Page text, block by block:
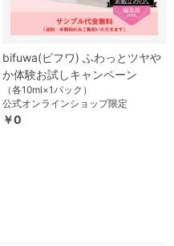
bifuwa(ビフワ) ふわっとツヤや
か体験お試しキャンペーン
（各10ml×1パック）
公式オンラインショップ限定
￥0